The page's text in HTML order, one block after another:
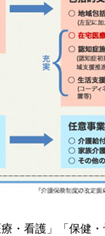
・看護」「保健